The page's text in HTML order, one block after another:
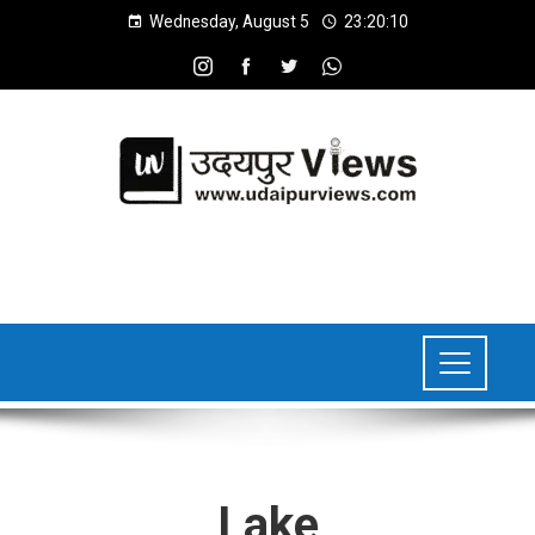
Wednesday, August 5 23:20:11